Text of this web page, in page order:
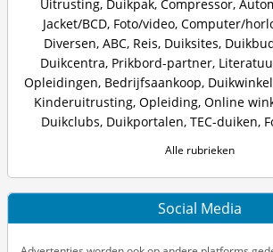
Uitrusting, Duikpak, Compressor,
Jacket/BCD, Foto/video, Computer/
Diversen, ABC, Reis, Duiksites,
Duikcentra, Prikbord-partner,
Opleidingen, Bedrijfsaankoop,
Kinderuitrusting, Opleiding, Online
Duikclubs, Duikportalen, TEC-duiken,
Alle rubrieken
Social Media